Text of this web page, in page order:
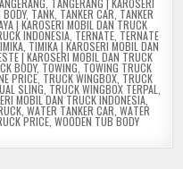
, TANK, TANKER CAR TANKER
| KAROSERI MOBIL DAN TRUCK
INDONESIA, TERNATE, TERNATE
, TIMIKA | KAROSERI MOBIL DAN
| KAROSERI MOBIL DAN TRUCK
BODY, TOWING TOWING TRUCK
PRICE, TRUCK WINGBOX, TRUCK
SLING TRUCK WINGBOX TERPAL
MOBIL DAN TRUCK INDONESIA
WATER TANKER CAR WATER
PRICE, WOODEN TUB BODY